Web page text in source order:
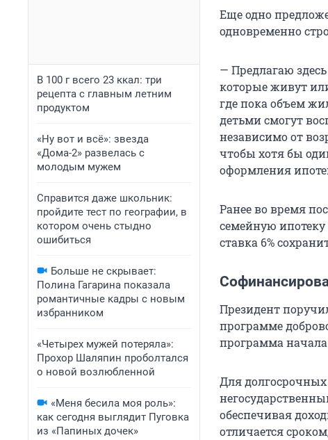
В 100 г всего 23 ккал: три
рецепта с главным летним
продуктом
«Ну вот и всё»: звезда
«Дома-2» развелась с
молодым мужем
Справится даже школьник:
пройдите тест по географии, в
котором очень стыдно
ошибиться
Больше не скрывает:
Полина Гагарина показала
романтичные кадры с новым
избранником
«Четырех мужей потеряла»:
Прохор Шаляпин проболтался
о новой возлюбленной
«Меня бесила моя роль»:
как сегодня выглядит Пуговка
из «Папиных дочек»
Еще одно
одновременно
— Предлагаю
которые живут
где пока объем
детьми смогут
независимо от
чтобы хотя бы
оформления
Ранее во время
семейную ипотеку
ставка 6%
Президент
программе
программа начала
Для
обеспечивая
отличается